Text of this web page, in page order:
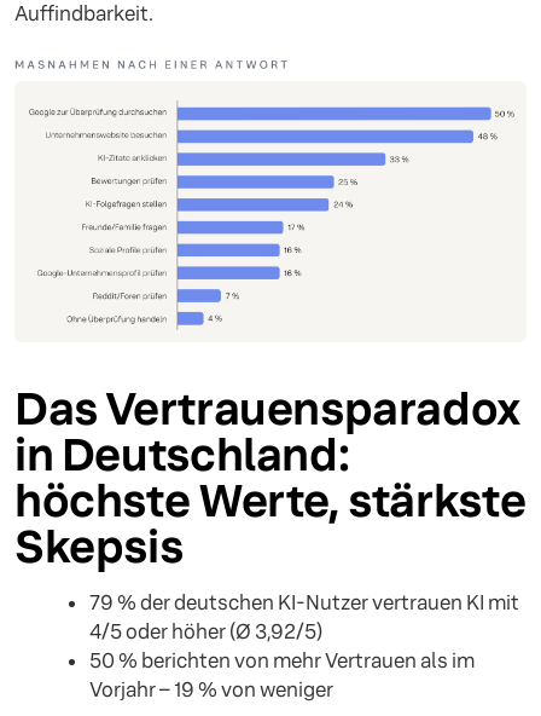
Auffindbarkeit.
Das Vertrauensparadox
in Deutschland:
höchste Werte, stärkste
Skepsis
79 % der deutschen KI-Nutzer vertrauen KI mit
4/5 oder höher (Ø 3,92/5)
50 % berichten von mehr Vertrauen als im
Vorjahr – 19 % von weniger